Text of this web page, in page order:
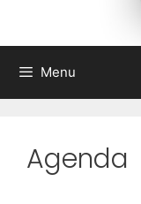
Menu
Agenda